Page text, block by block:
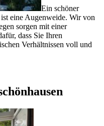
Ein schöner
eine Augenweide. Wir von
sorgen mit einer
dass Sie Ihren
Verhältnissen voll und